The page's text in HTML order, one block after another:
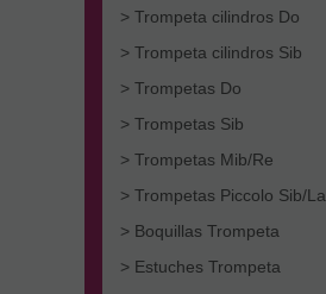
> Trompeta cilindros Do
> Trompeta cilindros Sib
> Trompetas Do
> Trompetas Sib
> Trompetas Mib/Re
> Trompetas Piccolo Sib/La
> Boquillas Trompeta
> Estuches Trompeta